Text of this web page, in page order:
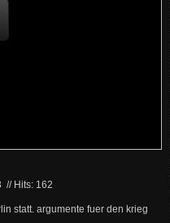
// Hits: 162
statt. argumente fuer den krieg